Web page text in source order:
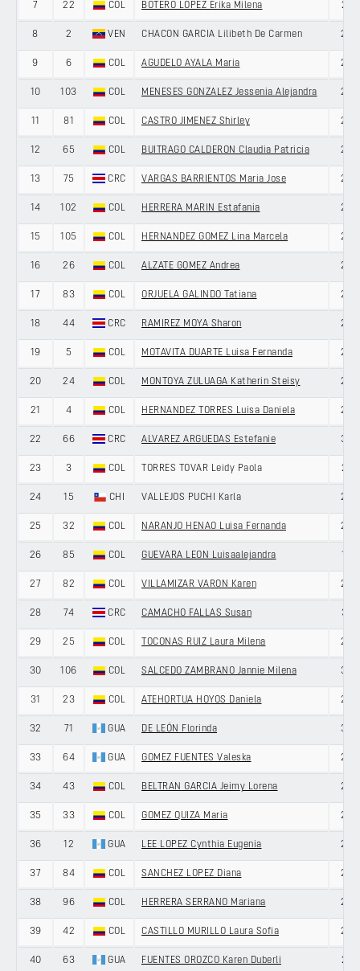
7 22 COL BOTERO LOPEZ Erika Milena 21
8 2 VEN CHACON GARCIA Lilibeth De Carmen 29
9 6 COL AGUDELO AYALA Maria 20
10 103 COL MENESES GONZALEZ Jessenia Alejandra 26
11 81 COL CASTRO JIMENEZ Shirley 26
12 65 COL BUITRAGO CALDERON Claudia Patricia 27
13 75 CRC VARGAS BARRIENTOS Maria Jose 25
14 102 COL HERRERA MARIN Estafania 27
15 105 COL HERNANDEZ GOMEZ Lina Marcela 22
16 26 COL ALZATE GOMEZ Andrea 25
17 83 COL ORJUELA GALINDO Tatiana 20
18 44 CRC RAMIREZ MOYA Sharon 22
19 5 COL MOTAVITA DUARTE Luisa Fernanda 25
20 24 COL MONTOYA ZULUAGA Katherin Steisy 27
21 4 COL HERNANDEZ TORRES Luisa Daniela 24
22 66 CRC ALVAREZ ARGUEDAS Estefanie 33
23 3 COL TORRES TOVAR Leidy Paola 21
24 15 CHI VALLEJOS PUCHI Karla 28
25 32 COL NARANJO HENAO Luisa Fernanda 27
26 85 COL GUEVARA LEON Luisaalejandra 19
27 82 COL VILLAMIZAR VARON Karen 23
28 74 CRC CAMACHO FALLAS Susan 31
29 25 COL TOCONAS RUIZ Laura Milena 20
30 106 COL SALCEDO ZAMBRANO Jannie Milena 33
31 23 COL ATEHORTUA HOYOS Daniela 22
32 71 GUA DE LEÓN Florinda 33
33 64 GUA GOMEZ FUENTES Valeska 27
34 43 COL BELTRAN GARCIA Jeimy Lorena 27
35 33 COL GOMEZ QUIZA Maria 26
36 12 GUA LEE LOPEZ Cynthia Eugenia 28
37 84 COL SANCHEZ LOPEZ Diana 27
38 96 COL HERRERA SERRANO Mariana 20
39 42 COL CASTILLO MURILLO Laura Sofia 22
40 63 GUA FUENTES OROZCO Karen Duberli 21